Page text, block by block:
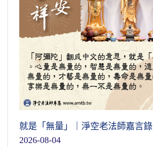
就是「無量」｜淨空老法師嘉言錄
2026-08-04